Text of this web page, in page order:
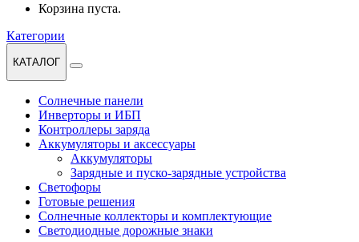
Корзина пуста.
Категории
КАТАЛОГ
Солнечные панели
Инверторы и ИБП
Контроллеры заряда
Аккумуляторы и аксессуары
Аккумуляторы
Зарядные и пуско-зарядные устройства
Светофоры
Готовые решения
Солнечные коллекторы и комплектующие
Светодиодные дорожные знаки